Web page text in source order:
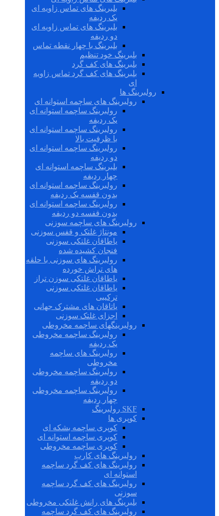
بلبرینگ های تماس زاویه ای
یک ردیفه
بلبرینگ های تماس زاویه ای
دو ردیفه
بلبرینگ با چهار نقطه تماس
بلبرینگ خود تنظیم
بلبرینگ های کف گرد
بلبرینگ های کف گرد تماس زاویه
ای
رولبرینگ ها
رولبرینگ های ساچمه استوانه ای
رولبرینگ ساچمه استوانه ای
یک ردیفه
رولبرینگ ساچمه استوانه ای
با ظرفیت بالا
رولبرینگ ساچمه استوانه ای
دو ردیفه
بلبرینگ ساچمه استوانه ای
چهار ردیفه
رولبرینگ ساچمه استوانه ای
بدون قفسه یک ردیفه
رولبرینگ ساچمه استوانه ای
بدون قفسه دو ردیفه
رولبرینگ های ساچمه سوزنی
مونتاژ غلتک و قفس سوزنی
یاطاقان غلتکی سوزنی
فنجان کشیده شده
رولبرینگ های سوزنی با حلقه
های تراش خورده
یاطاقان غلتکی سوزن تراز
یاطاقان غلتکی سوزنی
ترکیبی
یاتاقان های مشترک جهانی
اجزای غلتک سوزنی
رولبرینگهای ساچمه مخروطی
رولبرینگ ساچمه مخروطی
یک ردیفه
رولبرینگ های ساچمه
مخروطی
رولبرینگ ساچمه مخروطی
دو ردیفه
رولبرینگ ساچمه مخروطی
چهار ردیفه
SKF رولبرینگ
کوپری ها
کوپری ساچمه بشکه ای
کوپری ساچمه استوانه ای
کوپری ساچمه مخروطی
رولبرینگ های کارب
رولبرینگ های کف گرد ساچمه
استوانه ای
رولبرینگ های کف گرد ساچمه
سوزنی
بلبرینگ های رانش غلتکی مخروطی
رولبرینگ های کف گرد ساچمه